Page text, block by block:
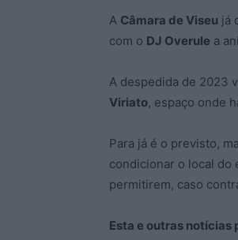
A Câmara de Viseu já
com o DJ Overule a
A despedida de 2023
Viriato, espaço onde
Para já é o previsto,
condicionar o local do
permitirem, caso
Esta e outras notícias